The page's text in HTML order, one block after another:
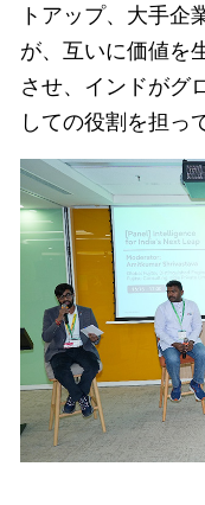
トアップ、大手企
が、互いに価値を
させ、インドがグ
しての役割を担っ